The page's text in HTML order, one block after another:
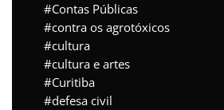
Contas Públicas
contra os agrotóxicos
cultura
cultura e artes
Curitiba
defesa civil